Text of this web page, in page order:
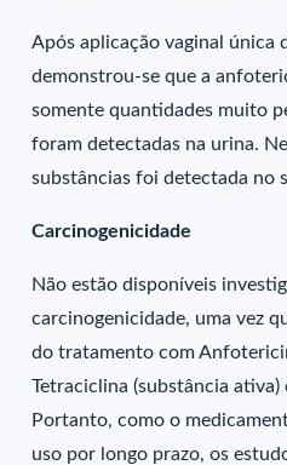
Após aplicação vaginal única
demonstrou-se que a
somente quantidades muito
foram detectadas na urina.
substâncias foi detectada no
Carcinogenicidade
Não estão disponíveis
carcinogenicidade, uma vez
do tratamento com
Tetraciclina (substância ativa)
Portanto, como o
uso por longo prazo, os